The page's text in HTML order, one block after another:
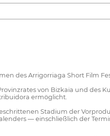
des Arrigorriaga Short Film
von Bizkaia und des
ermöglicht.
Stadium der
— einschließlich der